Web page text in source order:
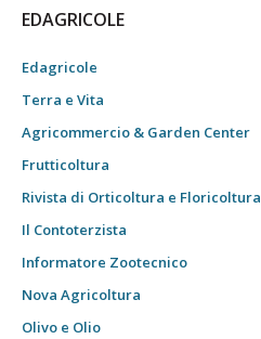
EDAGRICOLE
Edagricole
Terra e Vita
Agricommercio & Garden Center
Frutticoltura
Rivista di Orticoltura e Floricoltura
Il Contoterzista
Informatore Zootecnico
Nova Agricoltura
Olivo e Olio